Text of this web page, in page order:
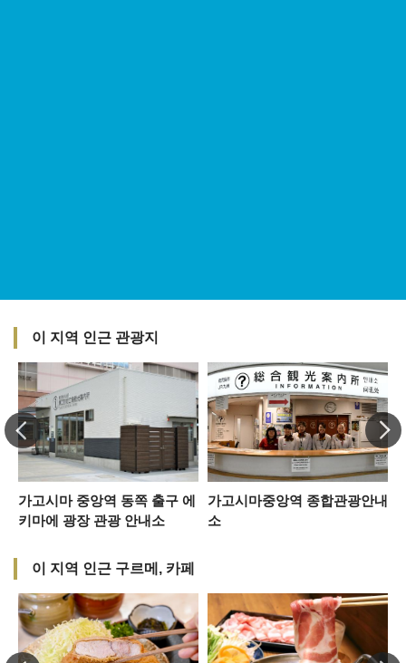
이 지역 인근 관광지
가고시마 중앙역 동쪽 출구 에
키마에 광장 관광 안내소
가고시마중앙역 종합관광안내
소
이 지역 인근 구르메, 카페